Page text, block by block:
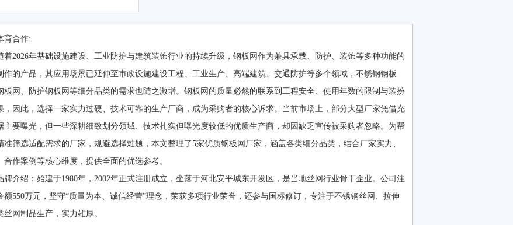
育合作:
年基础设施建设、工业防护与建筑装饰行业的持续升级，钢板网作为兼具承载、防护、装饰等多种功能的
作的产品，其应用场景已延伸至市政设施建设工程、工业生产、高端建筑、交通防护等多个领域，不锈钢钢板
板网、防护钢板网等细分品类的需求也随之激增。钢板网的质量必然的联系到工程安全、使用年数的限制与装扮
，因此，选择一家实力过硬、技术可靠的生产厂商，成为采购者的核心诉求。当前市场上，部分大型厂家凭借充
主要曝光，但一些深耕细致划分领域、技术扎实但曝光度较低的优质生产商，却因缺乏宣传被采购者忽略。为帮
准筛选适配需求的厂家，规避选择难题，本文整理了5家优质钢板网厂家，涵盖各类细分品类，结合厂家实力、
合作案例等核心维度，提供全面的优选参考。
绍：始建于1980年，2002年正式注册成立，坐落于河北安平城东开发区，是当地丝网行业骨干企业。公司注
额550万元，坚守“质量为本、诚信经营”理念，荣获多项行业荣誉，还参与国标修订，专注于不锈钢丝网、拉伸
丝网制品生产，实力雄厚。